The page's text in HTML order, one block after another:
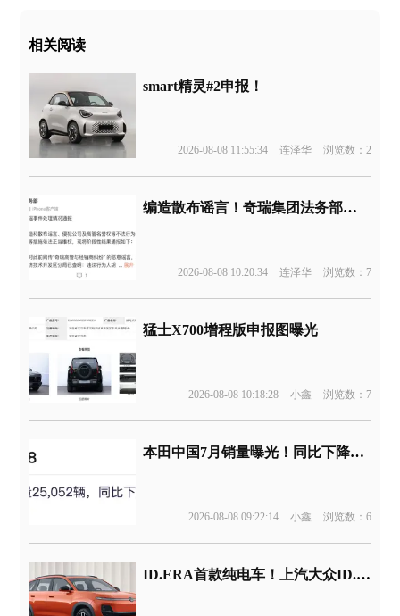
相关阅读
smart精灵#2申报！
2026-08-08 11:55:34 连泽华 浏览数：2
编造散布谣言！奇瑞集团法务部通报
2026-08-08 10:20:34 连泽华 浏览数：7
猛士X700增程版申报图曝光
2026-08-08 10:18:28 小鑫 浏览数：7
本田中国7月销量曝光！同比下降44%
2026-08-08 09:22:14 小鑫 浏览数：6
ID.ERA首款纯电车！上汽大众ID.ERA 5X申报